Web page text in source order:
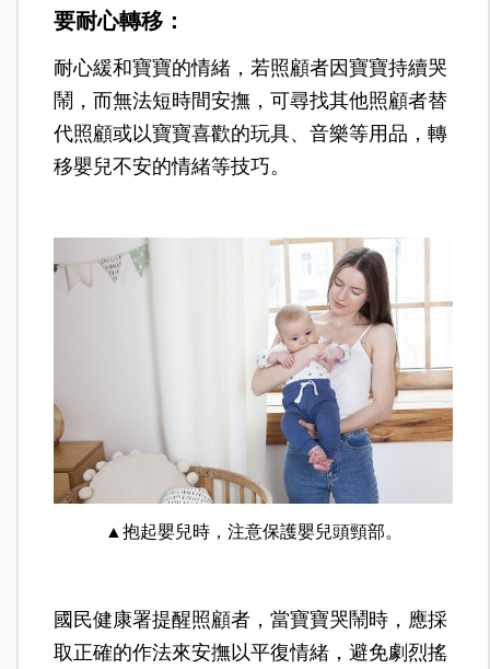
要耐心轉移：
耐心緩和寶寶的情緒，若照顧者因寶寶持續哭
鬧，而無法短時間安撫，可尋找其他照顧者替
代照顧或以寶寶喜歡的玩具、音樂等用品，轉
移嬰兒不安的情緒等技巧。
▲抱起嬰兒時，注意保護嬰兒頭頸部。
國民健康署提醒照顧者，當寶寶哭鬧時，應採
取正確的作法來安撫以平復情緒，避免劇烈搖